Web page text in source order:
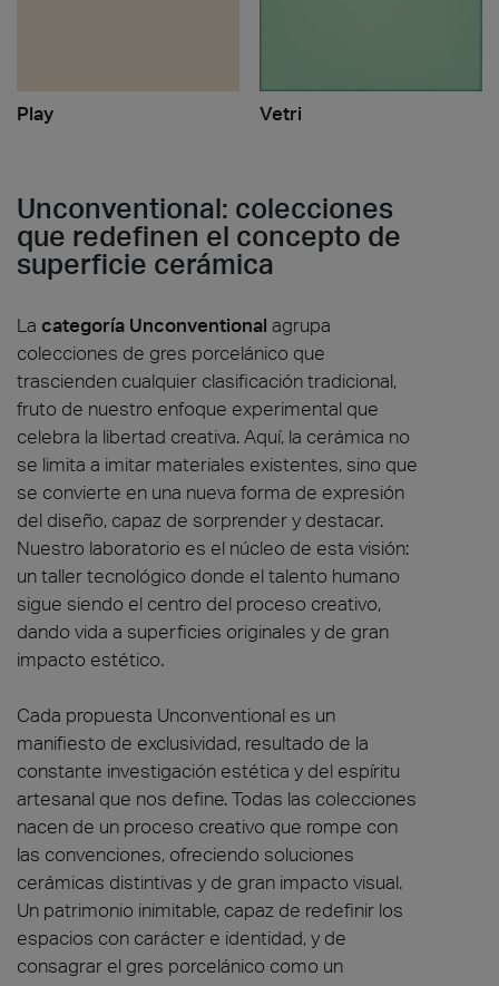
Play Vetri
Unconventional: colecciones
que redefinen el concepto de
superficie cerámica
La categoría Unconventional agrupa
colecciones de gres porcelánico que
trascienden cualquier clasificación tradicional,
fruto de nuestro enfoque experimental que
celebra la libertad creativa. Aquí, la cerámica no
se limita a imitar materiales existentes, sino que
se convierte en una nueva forma de expresión
del diseño, capaz de sorprender y destacar.
Nuestro laboratorio es el núcleo de esta visión:
un taller tecnológico donde el talento humano
sigue siendo el centro del proceso creativo,
dando vida a superficies originales y de gran
impacto estético.
Cada propuesta Unconventional es un
manifiesto de exclusividad, resultado de la
constante investigación estética y del espíritu
artesanal que nos define. Todas las colecciones
nacen de un proceso creativo que rompe con
las convenciones, ofreciendo soluciones
cerámicas distintivas y de gran impacto visual.
Un patrimonio inimitable, capaz de redefinir los
espacios con carácter e identidad, y de
consagrar el gres porcelánico como un